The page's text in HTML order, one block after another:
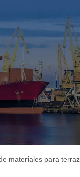
materiales para